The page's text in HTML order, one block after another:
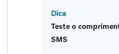
Dica
Teste o
SMS